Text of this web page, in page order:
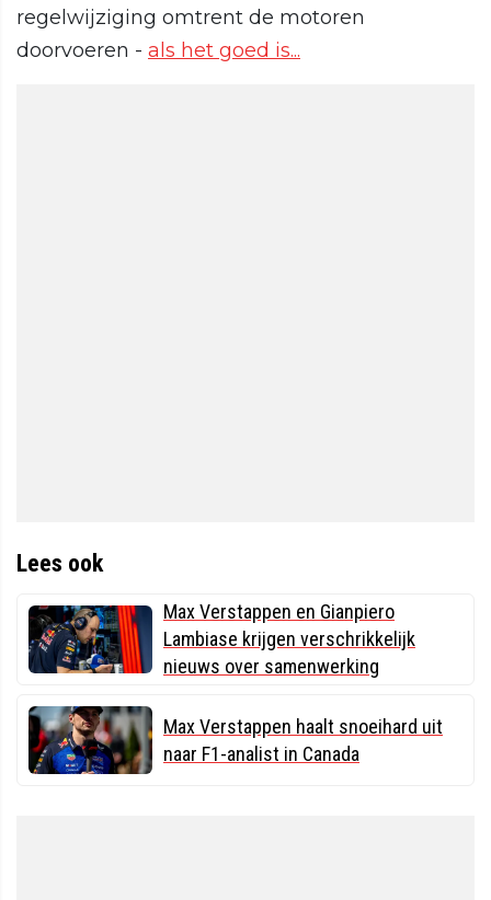
regelwijziging omtrent de motoren
doorvoeren - als het goed is...
Lees ook
Max Verstappen en Gianpiero
Lambiase krijgen verschrikkelijk
nieuws over samenwerking
Max Verstappen haalt snoeihard uit
naar F1-analist in Canada